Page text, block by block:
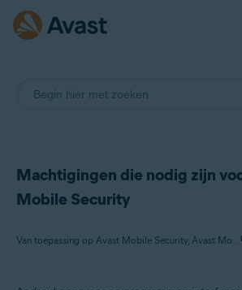
Machtigingen die nodig zijn
Mobile Security
Van toepassing op Avast Mobile Security, Avast Mobile Security Premium